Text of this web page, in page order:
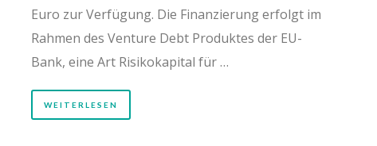
Euro zur Verfügung. Die Finanzierung erfolgt im
Rahmen des Venture Debt Produktes der EU-
Bank, eine Art Risikokapital für …
WEITERLESEN